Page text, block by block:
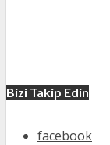
Bizi Takip Edin
facebook